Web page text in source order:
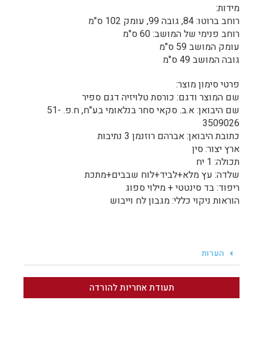
מידות:
רוחב ברוטו: 84, גובה 99, עומק 102 ס"מ
רוחב פנימי של המושב: 60 ס"מ
עומק המושב 59 ס"מ
גובה המושב 49 ס"מ
פרטי סימון מוצר:
שם המוצר ודגם: כורסת טלויזיה דגם ספיר
שם היבואן: א.ב. סקאי סחר בנלאומי בע"ח, ח.פ. 51-
3509026
כתובת היבואן: אברהם רוזנמן 3 נתיבות
ארץ יצור: סין
תכולה: 1 יח
שלדה: עץ מלא+לביד+לוח שבבים+מתכת
ריפוד: בד סינטטי + מילוי ספוג
הוראות ניקוי כללי: מגבון לח וייבוש
הערות
תעודת אחריות להורדה